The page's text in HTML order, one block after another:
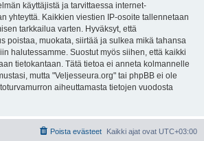
käyttäjistä ja tarvittaessa internet-
yhteyttä. Kaikkien viestien IP-osoite tallennetaan
tarkkailua varten. Hyväksyt, että
poistaa, muokata, siirtää ja sulkea mikä tahansa
halutessamme. Suostut myös siihen, että kaikki
tietokantaan. Tätä tietoa ei anneta kolmannelle
mutta "Veljesseura.org" tai phpBB ei ole
aiheuttamasta tietojen vuodosta
Kaikki ajat ovat UTC+03:00
Poista evästeet